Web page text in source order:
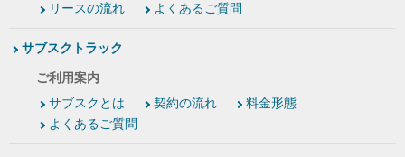
リースの流れ
よくあるご質問
サブスクトラック
ご利用案内
サブスクとは
契約の流れ
料金形態
よくあるご質問